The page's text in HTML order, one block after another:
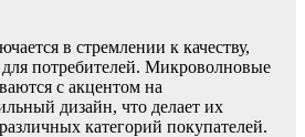
в стремлении к качеству,
потребителей. Микроволновые
с акцентом на
дизайн, что делает их
категорий покупателей.